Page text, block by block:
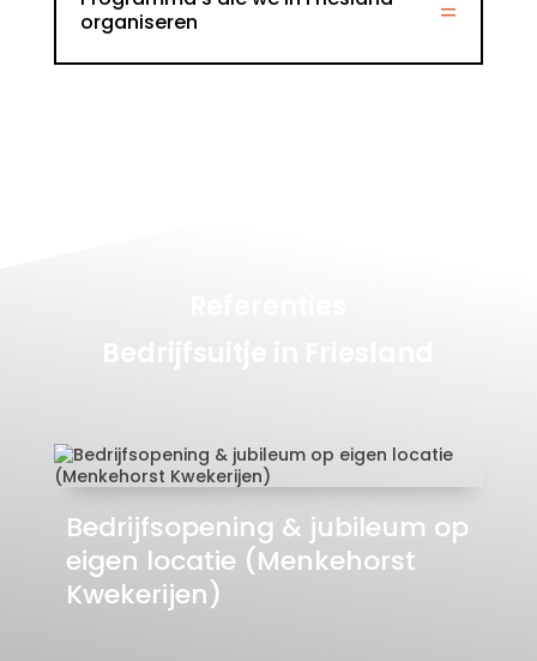
organiseren
Bedrijfsopening & jubileum op
eigen locatie (Menkehorst
Kwekerijen)